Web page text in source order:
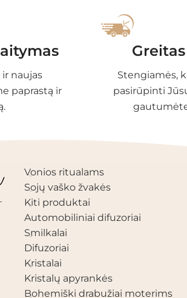
naujas
paprastą ir
Stengiamės,
pasirūpinti
PRODUKTŲ KATEGORIJOS
Vonios ritualams
Sojų vaško žvakės
Kiti produktai
Automobiliniai difuzoriai
Smilkalai
Difuzoriai
Kristalai
Kristalų apyrankės
Bohemiški drabužiai moterims